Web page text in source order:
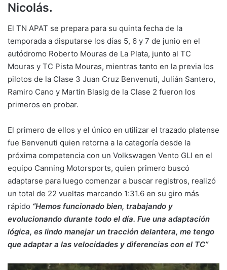
Nicolás.
El TN APAT se prepara para su quinta fecha de la
temporada a disputarse los días 5, 6 y 7 de junio en el
autódromo Roberto Mouras de La Plata, junto al TC
Mouras y TC Pista Mouras, mientras tanto en la previa los
pilotos de la Clase 3 Juan Cruz Benvenuti, Julián Santero,
Ramiro Cano y Martin Blasig de la Clase 2 fueron los
primeros en probar.
El primero de ellos y el único en utilizar el trazado platense
fue Benvenuti quien retorna a la categoría desde la
próxima competencia con un Volkswagen Vento GLI en el
equipo Canning Motorsports, quien primero buscó
adaptarse para luego comenzar a buscar registros, realizó
un total de 22 vueltas marcando 1:31.6 en su giro más
rápido “Hemos funcionado bien, trabajando y
evolucionando durante todo el día. Fue una adaptación
lógica, es lindo manejar un tracción delantera, me tengo
que adaptar a las velocidades y diferencias con el TC”